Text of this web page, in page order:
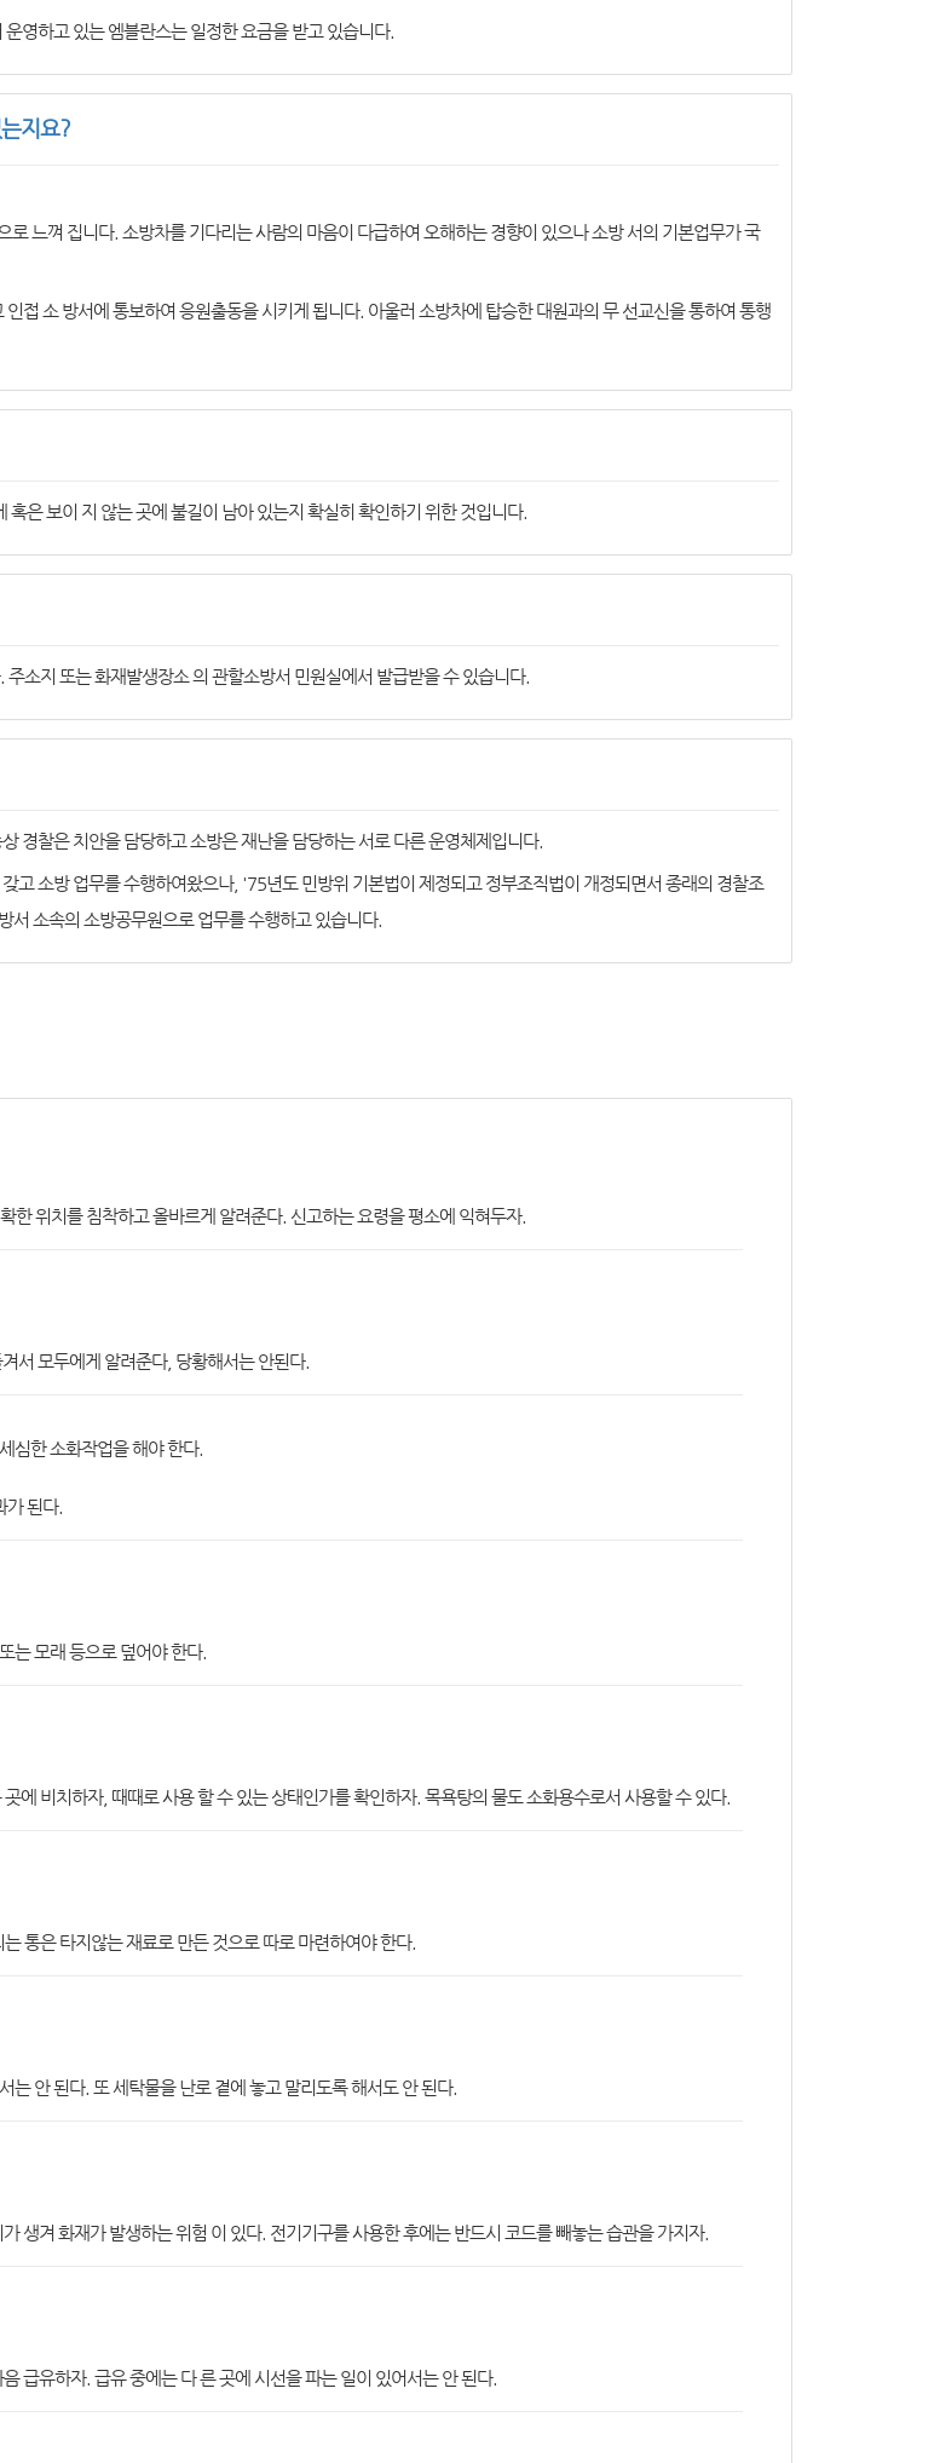
영하고 있는 엠블란스는 일정한 요금을 받고 있습니다.
지요?
느껴 집니다. 소방차를 기다리는 사람의 마음이 다급하여 오해하는 경향이 있으나 소방 서의 기본업무가 국
접 소 방서에 통보하여 응원출동을 시키게 됩니다. 아울러 소방차에 탑승한 대원과의 무 선교신을 통하여 통행
은 보이 지 않는 곳에 불길이 남아 있는지 확실히 확인하기 위한 것입니다.
소지 또는 화재발생장소 의 관할소방서 민원실에서 발급받을 수 있습니다.
경찰은 치안을 담당하고 소방은 재난을 담당하는 서로 다른 운영체제입니다.
고 소방 업무를 수행하여왔으나, '75년도 민방위 기본법이 제정되고 정부조직법이 개정되면서 종래의 경찰조
서 소속의 소방공무원으로 업무를 수행하고 있습니다.
한 위치를 침착하고 올바르게 알려준다. 신고하는 요령을 평소에 익혀두자.
서 모두에게 알려준다, 당황해서는 안된다.
심한 소화작업을 해야 한다.
가 된다.
는 모래 등으로 덮어야 한다.
에 비치하자, 때때로 사용 할 수 있는 상태인가를 확인하자. 목욕탕의 물도 소화용수로서 사용할 수 있다.
통은 타지않는 재료로 만든 것으로 따로 마련하여야 한다.
는 안 된다. 또 세탁물을 난로 곁에 놓고 말리도록 해서도 안 된다.
생겨 화재가 발생하는 위험 이 있다. 전기기구를 사용한 후에는 반드시 코드를 빼놓는 습관을 가지자.
급유하자. 급유 중에는 다 른 곳에 시선을 파는 일이 있어서는 안 된다.